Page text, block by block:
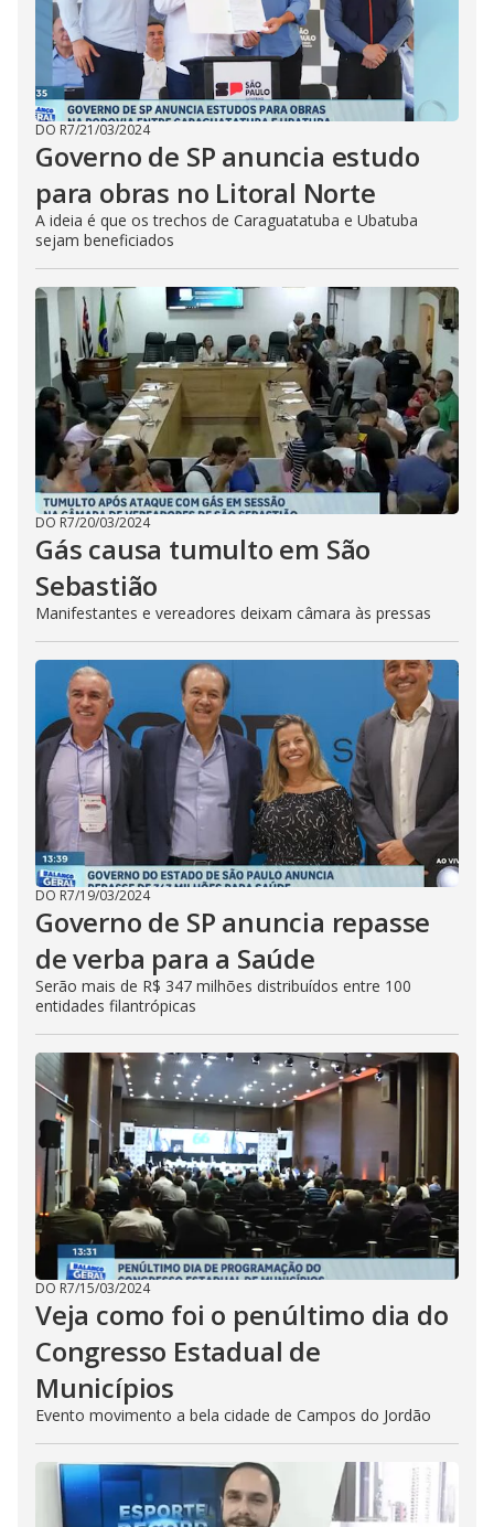
DO R7/21/03/2024
Governo de SP anuncia estudo
para obras no Litoral Norte
A ideia é que os trechos de Caraguatatuba e Ubatuba
sejam beneficiados
DO R7/20/03/2024
Gás causa tumulto em São
Sebastião
Manifestantes e vereadores deixam câmara às pressas
DO R7/19/03/2024
Governo de SP anuncia repasse
de verba para a Saúde
Serão mais de R$ 347 milhões distribuídos entre 100
entidades filantrópicas
DO R7/15/03/2024
Veja como foi o penúltimo dia do
Congresso Estadual de
Municípios
Evento movimento a bela cidade de Campos do Jordão